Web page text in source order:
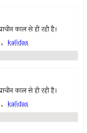
काल से ही रही है।
, kalidas
काल से ही रही है।
, kalidas